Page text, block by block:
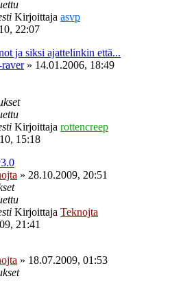
Kirjoittaja asvp
22:07
ja siksi ajattelinkin että...
» 14.01.2006, 18:49
Kirjoittaja rottencreep
15:18
» 28.10.2009, 20:51
Kirjoittaja Teknojta
21:41
» 18.07.2009, 01:53